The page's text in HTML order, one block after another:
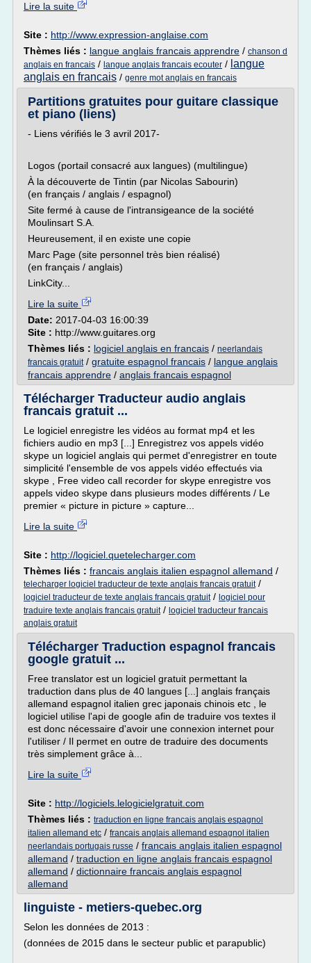
Lire la suite
Site : http://www.expression-anglaise.com
Thèmes liés : langue anglais francais apprendre / chanson d
anglais en francais / langue anglais francais ecouter / langue
anglais en francais / genre mot anglais en francais
Partitions gratuites pour guitare classique
et piano (liens)
- Liens vérifiés le 3 avril 2017-
Logos (portail consacré aux langues) (multilingue)
À la découverte de Tintin (par Nicolas Sabourin)
(en français / anglais / espagnol)
Site fermé à cause de l'intransigeance de la société
Moulinsart S.A.
Heureusement, il en existe une copie
Marc Page (site personnel très bien réalisé)
(en français / anglais)
LinkCity...
Lire la suite
Date: 2017-04-03 16:00:39
Site : http://www.guitares.org
Thèmes liés : logiciel anglais en francais / neerlandais
francais gratuit/ gratuite espagnol francais / langue anglais
francais apprendre / anglais francais espagnol
Télécharger Traducteur audio anglais
francais gratuit ...
Le logiciel enregistre les vidéos au format mp4 et les
fichiers audio en mp3 [...] Enregistrez vos appels vidéo
skype un logiciel anglais qui permet d'enregistrer en toute
simplicité l'ensemble de vos appels vidéo effectués via
skype , Free video call recorder for skype enregistre vos
appels video skype dans plusieurs modes différents / Le
premier « picture in picture » capture...
Lire la suite
Site : http://logiciel.quetelecharger.com
Thèmes liés : francais anglais italien espagnol allemand /
telecharger logiciel traducteur de texte anglais francais gratuit/
logiciel traducteur de texte anglais francais gratuit/ logiciel pour
traduire texte anglais francais gratuit/ logiciel traducteur francais
anglais gratuit
Télécharger Traduction espagnol francais
google gratuit ...
Free translator est un logiciel gratuit permettant la
traduction dans plus de 40 langues [...] anglais français
allemand espagnol italien grec japonais chinois etc , le
logiciel utilise l'api de google afin de traduire vos textes il
est donc nécessaire d'avoir une connexion internet pour
l'utiliser / Il permet en outre de traduire des documents
très simplement grâce à...
Lire la suite
Site : http://logiciels.lelogicielgratuit.com
Thèmes liés : traduction en ligne francais anglais espagnol
italien allemand etc / francais anglais allemand espagnol italien
neerlandais portugais russe / francais anglais italien espagnol
allemand / traduction en ligne anglais francais espagnol
allemand / dictionnaire francais anglais espagnol
allemand
linguiste - metiers-quebec.org
Selon les données de 2013 :
(données de 2015 dans le secteur public et parapublic)